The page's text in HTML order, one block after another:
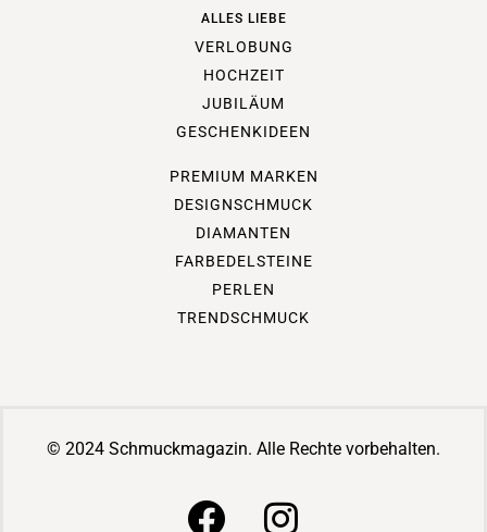
ALLES LIEBE
VERLOBUNG
HOCHZEIT
JUBILÄUM
GESCHENKIDEEN
PREMIUM MARKEN
DESIGNSCHMUCK
DIAMANTEN
FARBEDELSTEINE
PERLEN
TRENDSCHMUCK
© 2024 Schmuckmagazin. Alle Rechte vorbehalten.